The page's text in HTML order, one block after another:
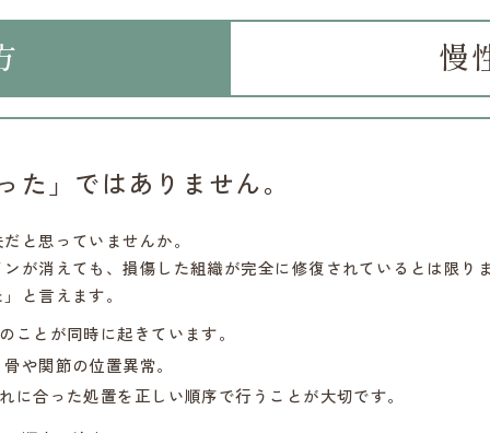
慢
」ではありません。
と思っていませんか。
が消えても、損傷した組織が完全に修復されているとは限り
と言えます。
とが同時に起きています。
や関節の位置異常。
合った処置を正しい順序で行うことが大切です。